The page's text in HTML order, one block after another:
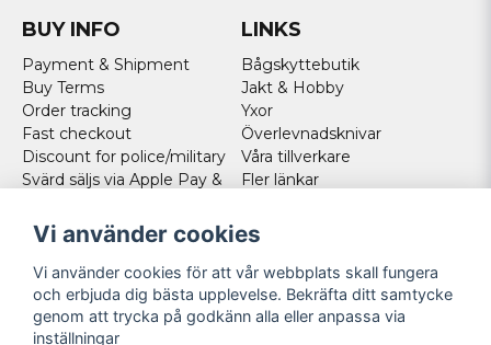
BUY INFO
Payment & Shipment
Buy Terms
Order tracking
Fast checkout
Discount for police/military
Svärd säljs via Apple Pay &
Norweigan customers
Cookies
LINKS
Bågskyttebutik
Jakt & Hobby
Yxor
Överlevnadsknivar
Våra tillverkare
Fler länkar
FOLLOW US
Facebook
Vi använder cookies
Vi använder cookies för att vår webbplats skall fungera
och erbjuda dig bästa upplevelse. Bekräfta ditt samtycke
genom att trycka på godkänn alla eller anpassa via
inställningar